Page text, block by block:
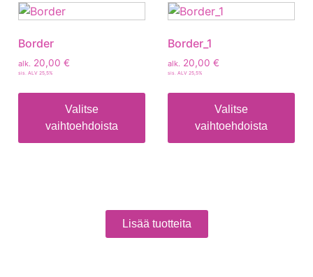
Border
alk. 20,00 €
sis. ALV 25,5%
Valitse
vaihtoehdoista
Border_1
alk. 20,00 €
sis. ALV 25,5%
Valitse
vaihtoehdoista
Lisää tuotteita